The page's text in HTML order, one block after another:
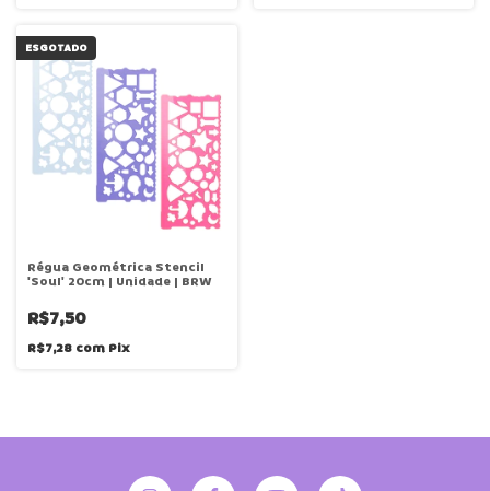
ESGOTADO
Régua Geométrica Stencil
'Soul' 20cm | Unidade | BRW
R$7,50
R$7,28 com Pix